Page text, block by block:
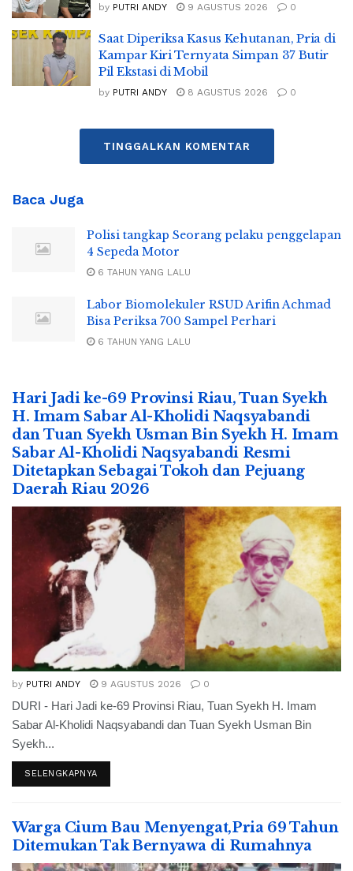
by PUTRI ANDY 9 AGUSTUS 2026 0
Saat Diperiksa Kasus Kehutanan, Pria di
Kampar Kiri Ternyata Simpan 37 Butir
Pil Ekstasi di Mobil
by PUTRI ANDY 8 AGUSTUS 2026 0
TINGGALKAN KOMENTAR
Baca Juga
Polisi tangkap Seorang pelaku penggelapan
4 Sepeda Motor
6 TAHUN YANG LALU
Labor Biomolekuler RSUD Arifin Achmad
Bisa Periksa 700 Sampel Perhari
6 TAHUN YANG LALU
Hari Jadi ke-69 Provinsi Riau, Tuan Syekh
H. Imam Sabar Al-Kholidi Naqsyabandi
dan Tuan Syekh Usman Bin Syekh H. Imam
Sabar Al-Kholidi Naqsyabandi Resmi
Ditetapkan Sebagai Tokoh dan Pejuang
Daerah Riau 2026
by PUTRI ANDY 9 AGUSTUS 2026 0
DURI - Hari Jadi ke-69 Provinsi Riau, Tuan Syekh H. Imam
Sabar Al-Kholidi Naqsyabandi dan Tuan Syekh Usman Bin
Syekh...
SELENGKAPNYA
Warga Cium Bau Menyengat,Pria 69 Tahun
Ditemukan Tak Bernyawa di Rumahnya